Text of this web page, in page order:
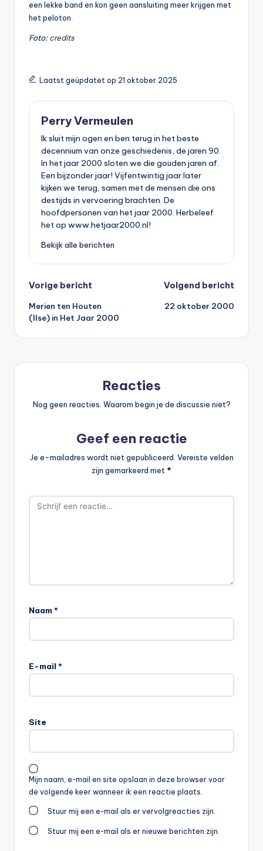
een lekke band en kon geen aansluiting meer krijgen met
het peloton.
Foto:credits
Laatst geüpdatet op 21 oktober 2025
Perry Vermeulen
Ik sluit mijn ogen en ben terug in het beste
decennium van onze geschiedenis, de jaren 90.
In het jaar 2000 sloten we die gouden jaren af.
Een bijzonder jaar! Vijfentwintig jaar later
kijken we terug, samen met de mensen die ons
destijds in vervoering brachten. De
hoofdpersonen van het jaar 2000. Herbeleef
het op www.hetjaar2000.nl!
Bekijk alle berichten
Bericht
navigatie
Vorige bericht
Merien ten Houten
(Ilse) in Het Jaar 2000
Volgend bericht
22 oktober 2000
Reacties
Nog geen reacties. Waarom begin je de discussie niet?
Geef een reactie
Je e-mailadres wordt niet gepubliceerd. Vereiste velden
zijn gemarkeerd met *
Naam *
E-mail *
Site
Mijn naam, e-mail en site opslaan in deze browser voor
de volgende keer wanneer ik een reactie plaats.
Stuur mij een e-mail als er vervolgreacties zijn.
Stuur mij een e-mail als er nieuwe berichten zijn.